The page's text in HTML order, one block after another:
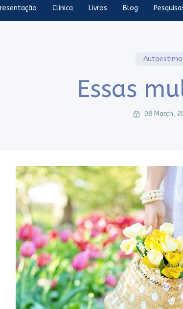
Clínica Livros Blog
Autoestima
Essas
08 March,